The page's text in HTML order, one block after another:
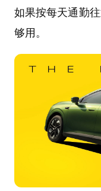
如果按每天通勤
够用。